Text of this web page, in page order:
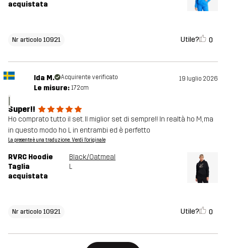
acquistata
Nr articolo 10921 Utile? 0
I
Ida M. Acquirente verificato 19 luglio 2026
Le misure: 172cm
Super!!
Ho comprato tutto il set. Il miglior set di sempre!! In realtà ho M, ma
in questo modo ho L in entrambi ed è perfetto
La presente è una traduzione. Verdi l'originale
RVRC Hoodie
Black/Oatmeal
Taglia
acquistata
L
Nr articolo 10921 Utile? 0